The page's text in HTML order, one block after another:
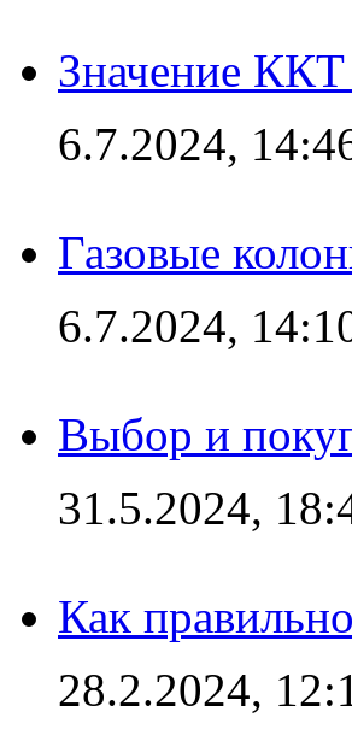
Значение
6.7.2024,
Газовые
6.7.2024,
Выбор и
31.5.2024,
Как
28.2.2024,